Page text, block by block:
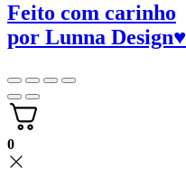
Feito com carinho
por Lunna Design♥
0